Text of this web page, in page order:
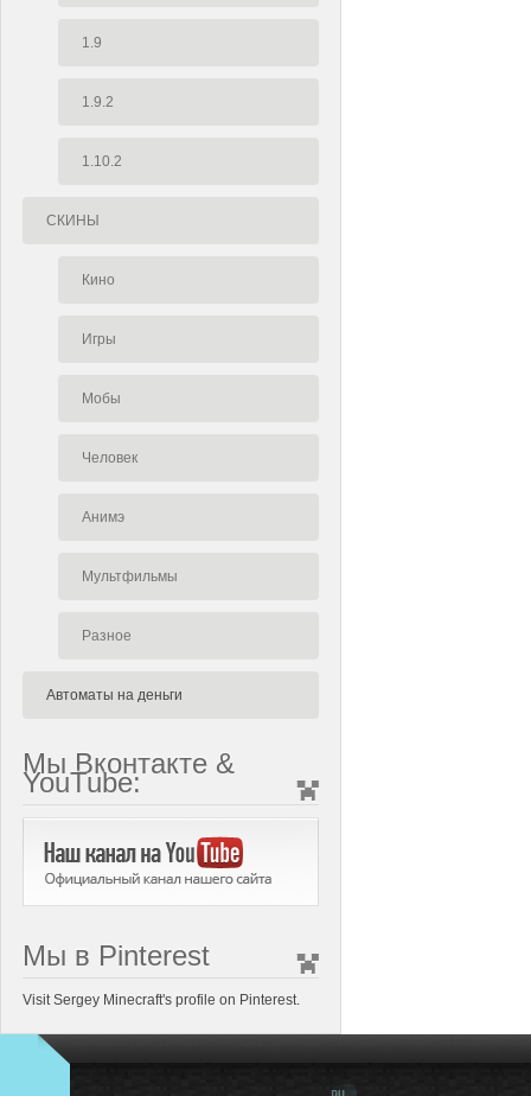
1.9
1.9.2
1.10.2
СКИНЫ
Кино
Игры
Мобы
Человек
Анимэ
Мультфильмы
Разное
Автоматы на деньги
Мы Вконтакте &
YouTube:
Мы в Pinterest
Visit Sergey Minecraft's profile on Pinterest.